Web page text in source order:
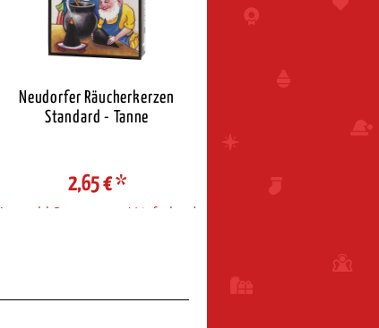
Neudorfer Räucherkerzen
Standard - Tanne
2,65 €*
Auswahl Steuerzone / Lieferland
Standard - Weihnacht
2,65 €